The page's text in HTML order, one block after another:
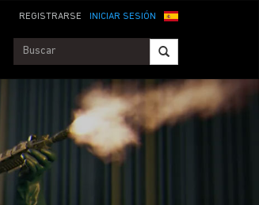
INICIAR SESIÓN
REGISTRARSE